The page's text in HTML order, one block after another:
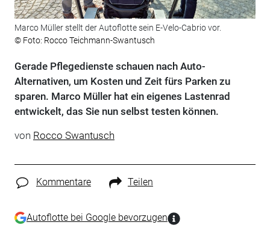
Marco Müller stellt der Autoflotte sein E-Velo-Cabrio vor.
© Foto: Rocco Teichmann-Swantusch
Gerade Pflegedienste schauen nach Auto-
Alternativen, um Kosten und Zeit fürs Parken zu
sparen. Marco Müller hat ein eigenes Lastenrad
entwickelt, das Sie nun selbst testen können.
von Rocco Swantusch
Kommentare Teilen
Autoflotte bei Google bevorzugen